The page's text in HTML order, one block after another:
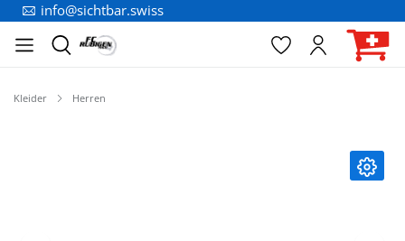
info@sichtbar.swiss
Kleider Herren